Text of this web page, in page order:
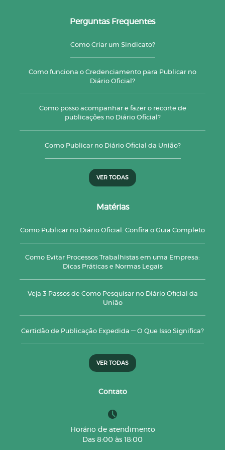
Perguntas Frequentes
Como Criar um Sindicato?
Como funciona o Credenciamento para Publicar no
Diário Oficial?
Como posso acompanhar e fazer o recorte de
publicações no Diário Oficial?
Como Publicar no Diário Oficial da União?
VER TODAS
Matérias
Como Publicar no Diário Oficial: Confira o Guia Completo
Como Evitar Processos Trabalhistas em uma Empresa:
Dicas Práticas e Normas Legais
Veja 3 Passos de Como Pesquisar no Diário Oficial da
União
Certidão de Publicação Expedida — O Que Isso Significa?
VER TODAS
Contato
Horário de atendimento
Das 8:00 às 18:00